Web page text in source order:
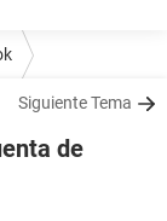
Siguiente Tema
de